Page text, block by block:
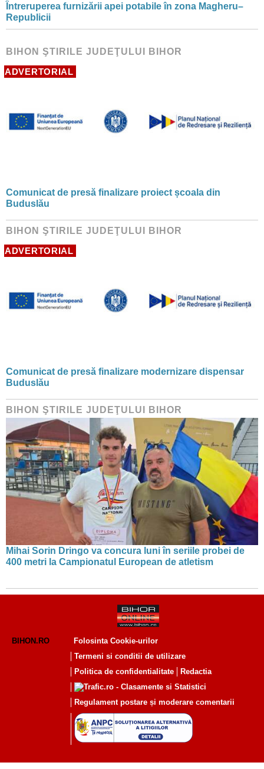
Întreruperea furnizării apei potabile în zona Magheru–
Republicii
BIHON ŞTIRILE JUDEŢULUI BIHOR
ADVERTORIAL
Comunicat de presă finalizare proiect școala din
Buduslău
BIHON ŞTIRILE JUDEŢULUI BIHOR
ADVERTORIAL
Comunicat de presă finalizare modernizare dispensar
Buduslău
BIHON ŞTIRILE JUDEŢULUI BIHOR
Mihai Sorin Dringo va concura luni în seriile probei de
400 metri la Campionatul European de atletism
BIHON.RO
Folosinta Cookie-urilor
Termeni si conditii de utilizare
Politica de confidentialitate
Redactia
Regulament postare și moderare comentarii